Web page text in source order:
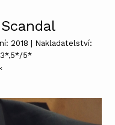
2018 | Nakladatelství:
5*